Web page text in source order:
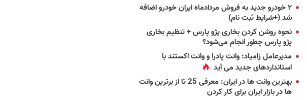
۲ خودرو جدید به فروش مردادماه ایران خودرو اضافه
شد (+شرایط ثبت نام)
نحوه روشن کردن بخاری پژو پارس + تنظیم بخاری
پژو پارس چطور انجام می‌شود؟
مدیرعامل زامیاد: وانت پادرا و وانت اکستند با
استانداردهای جدید می آید
بهترین وانت ها در ایران: معرفی 25 تا از برترین وانت
ها در بازار ایران برای کار کردن